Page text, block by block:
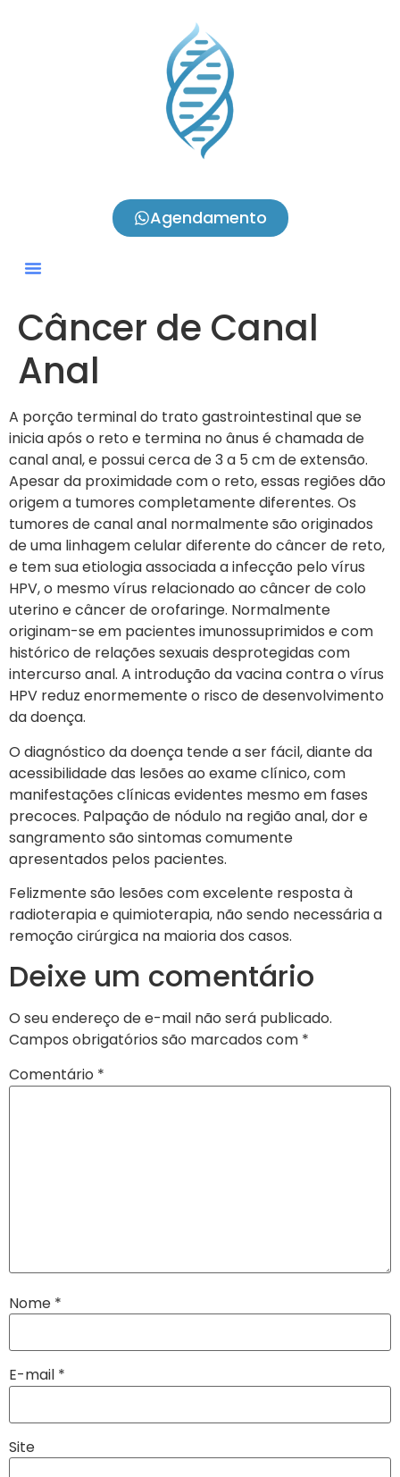
Agendamento
Câncer de Canal
Anal
A porção terminal do trato gastrointestinal que se
inicia após o reto e termina no ânus é chamada de
canal anal, e possui cerca de 3 a 5 cm de extensão.
Apesar da proximidade com o reto, essas regiões dão
origem a tumores completamente diferentes. Os
tumores de canal anal normalmente são originados
de uma linhagem celular diferente do câncer de reto,
e tem sua etiologia associada a infecção pelo vírus
HPV, o mesmo vírus relacionado ao câncer de colo
uterino e câncer de orofaringe. Normalmente
originam-se em pacientes imunossuprimidos e com
histórico de relações sexuais desprotegidas com
intercurso anal. A introdução da vacina contra o vírus
HPV reduz enormemente o risco de desenvolvimento
da doença.
O diagnóstico da doença tende a ser fácil, diante da
acessibilidade das lesões ao exame clínico, com
manifestações clínicas evidentes mesmo em fases
precoces. Palpação de nódulo na região anal, dor e
sangramento são sintomas comumente
apresentados pelos pacientes.
Felizmente são lesões com excelente resposta à
radioterapia e quimioterapia, não sendo necessária a
remoção cirúrgica na maioria dos casos.
Deixe um comentário
O seu endereço de e-mail não será publicado.
Campos obrigatórios são marcados com *
Comentário *
Nome *
E-mail *
Site